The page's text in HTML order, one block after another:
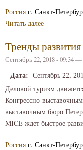
Россия г. Санкт-
Читать далее
Тренды
Сентябрь 22, 2018 - 09:34 —
Дата: Сентябрь 22,
Деловой туризм
Конгрессно-
выставочным бюро
MICE ждет быстрое
Россия г. Санкт-